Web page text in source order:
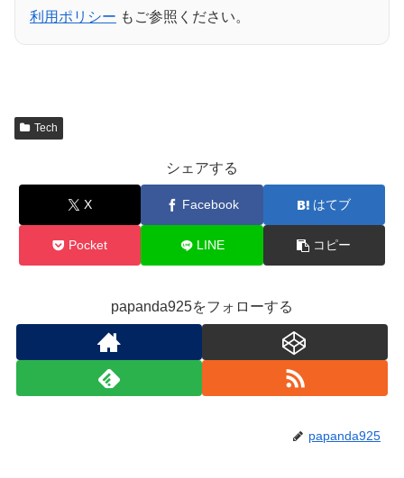
利用ポリシー もご参照ください。
Tech
シェアする
X Facebook はてブ
Pocket LINE コピー
papanda925をフォローする
papanda925